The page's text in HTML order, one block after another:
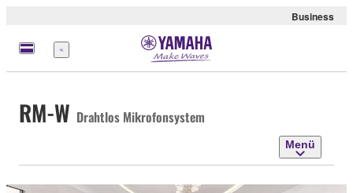
Business
Menü
RM-W Drahtlos Mikrofonsystem
Menü